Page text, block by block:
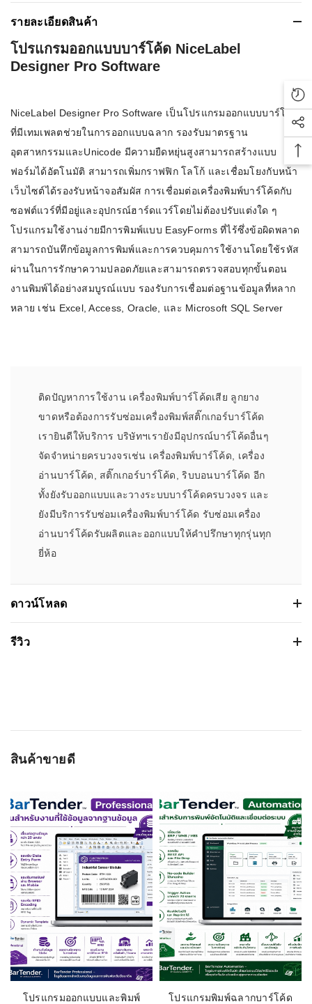
รายละเอียดสินค้า
โปรแกรมออกแบบบาร์โค้ด NiceLabel
Designer Pro Software
NiceLabel Designer Pro Software เป็นโปรแกรมออกแบบบาร์โค้ด
ที่มีเทมเพลตช่วยในการออกแบบฉลาก รองรับมาตรฐาน
อุตสาหกรรมและUnicode มีความยืดหยุ่นสูงสามารถสร้างแบบ
ฟอร์มได้อัตโนมัติ สามารถเพิ่มกราฟฟิก โลโก้ และเชื่อมโยงกับหน้า
เว็บไซต์ได้รองรับหน้าจอสัมผัส การเชื่อมต่อเครื่องพิมพ์บาร์โค้ดกับ
ซอฟต์แวร์ที่มีอยู่และอุปกรณ์ฮาร์ดแวร์โดยไม่ต้องปรับแต่งใด ๆ
โปรแกรมใช้งานง่ายมีการพิมพ์แบบ EasyForms ที่ไร้ซึ่งข้อผิดพลาด
สามารถบันทึกข้อมูลการพิมพ์และการควบคุมการใช้งานโดยใช้รหัส
ผ่านในการรักษาความปลอดภัยและสามารถตรวจสอบทุกขั้นตอน
งานพิมพ์ได้อย่างสมบูรณ์แบบ รองรับการเชื่อมต่อฐานข้อมูลที่หลาก
หลาย เช่น Excel, Access, Oracle, และ Microsoft SQL Server
ติดปัญหาการใช้งาน เครื่องพิมพ์บาร์โค้ดเสีย ลูกยาง
ขาดหรือต้องการรับซ่อมเครื่องพิมพ์สติ๊กเกอร์บาร์โค้ด
เรายินดีให้บริการ บริษัทฯเรายังมีอุปกรณ์บาร์โค้ดอื่นๆ
จัดจำหน่ายครบวงจรเช่น เครื่องพิมพ์บาร์โค้ด, เครื่อง
อ่านบาร์โค้ด, สติ๊กเกอร์บาร์โค้ด, ริบบอนบาร์โค้ด อีก
ทั้งยังรับออกแบบและวางระบบบาร์โค้ดครบวงจร และ
ยังมีบริการรับซ่อมเครื่องพิมพ์บาร์โค้ด รับซ่อมเครื่อง
อ่านบาร์โค้ดรับผลิตและออกแบบให้คำปรึกษาทุกรุ่นทุก
ยี่ห้อ
ดาวน์โหลด
เวอร์ชั่น:
วันที่วางจำหน่าย: 2016-06-23
ระบบปฏิบัติการ:
ลิงค์ดาวน์โหลด
รีวิว
WRITE A REVIEW
อีเมลล์
เรทติ่ง
ชื่อหัวข้อรีวิว
สินค้าขายดี
โปรแกรมออกแบบและพิมพ์
โปรแกรมพิมพ์ฉลากบาร์โค้ด